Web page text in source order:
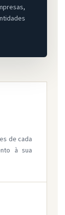
de cada
à sua